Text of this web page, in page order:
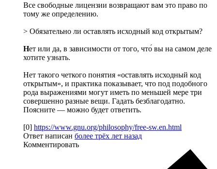
Все свободные лицензии возвращают вам это право по
тому же определению.
> Обязательно ли оставлять исходный код открытым?
Нет или да, в зависимости от того, что́ вы на самом деле
хотите узнать.
Нет такого четкого понятия «оставлять исходный код
открытым», и практика показывает, что под подобного
рода выражениями могут иметь по меньшей мере три
совершенно разные вещи. Гадать безблагодатно.
Поясните — можно будет ответить.
[0] https://www.gnu.org/philosophy/free-sw.en.html
Ответ написан более трёх лет назад
Комментировать